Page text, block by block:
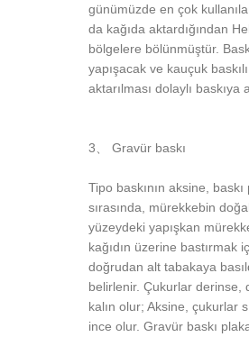
günümüzde en çok
da kağıda aktardığından
bölgelere bölünmüştür.
yapışacak ve kauçuk
aktarılması dolaylı baskıya
3、 Gravür baskı
Tipo baskının aksine,
sırasında, mürekkebin
yüzeydeki yapışkan
kağıdın üzerine bastırmak
doğrudan alt tabakaya
belirlenir. Çukurlar derinse,
kalın olur; Aksine, çukurlar
ince olur. Gravür baskı